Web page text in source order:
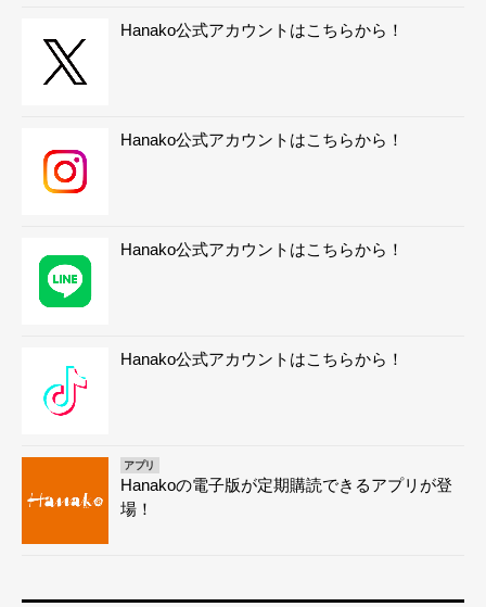
Hanako公式アカウントはこちらから！
Hanako公式アカウントはこちらから！
Hanako公式アカウントはこちらから！
Hanako公式アカウントはこちらから！
アプリ
Hanakoの電子版が定期購読できるアプリが登
場！